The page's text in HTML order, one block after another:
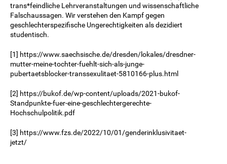
trans*feindliche Lehrveranstaltungen und wissenschaftliche
Falschaussagen. Wir verstehen den Kampf gegen
geschlechterspezifische Ungerechtigkeiten als dezidiert
studentisch.
[1] https://www.saechsische.de/dresden/lokales/dresdner-
mutter-meine-tochter-fuehlt-sich-als-junge-
pubertaetsblocker-transsexulitaet-5810166-plus.html
[2] https://bukof.de/wp-content/uploads/2021-bukof-
Standpunkte-fuer-eine-geschlechtergerechte-
Hochschulpolitik.pdf
[3] https://www.fzs.de/2022/10/01/genderinklusivitaet-
jetzt/